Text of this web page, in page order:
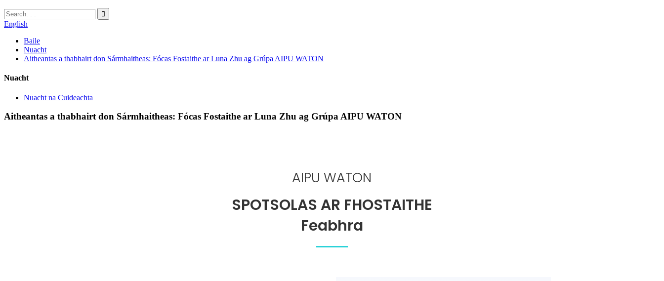
English
Baile
Nuacht
Aitheantas a thabhairt don Sármhaitheas: Fócas Fostaithe ar Luna Zhu ag Grúpa AIPU WATON
Nuacht
Nuacht na Cuideachta
Aitheantas a thabhairt don Sármhaitheas: Fócas Fostaithe ar Luna Zhu ag Grúpa AIPU WATON
AIPU WATON
SPOTSOLAS AR FHOSTAITHE
Feabhra